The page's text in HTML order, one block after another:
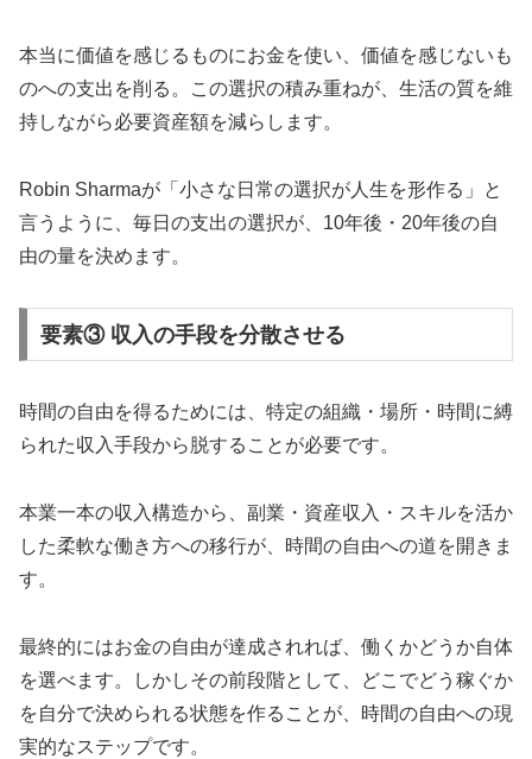
本当に価値を感じるものにお金を使い、価値を感じないも
のへの支出を削る。この選択の積み重ねが、生活の質を維
持しながら必要資産額を減らします。
Robin Sharmaが「小さな日常の選択が人生を形作る」と
言うように、毎日の支出の選択が、10年後・20年後の自
由の量を決めます。
要素③ 収入の手段を分散させる
時間の自由を得るためには、特定の組織・場所・時間に縛
られた収入手段から脱することが必要です。
本業一本の収入構造から、副業・資産収入・スキルを活か
した柔軟な働き方への移行が、時間の自由への道を開きま
す。
最終的にはお金の自由が達成されれば、働くかどうか自体
を選べます。しかしその前段階として、どこでどう稼ぐか
を自分で決められる状態を作ることが、時間の自由への現
実的なステップです。